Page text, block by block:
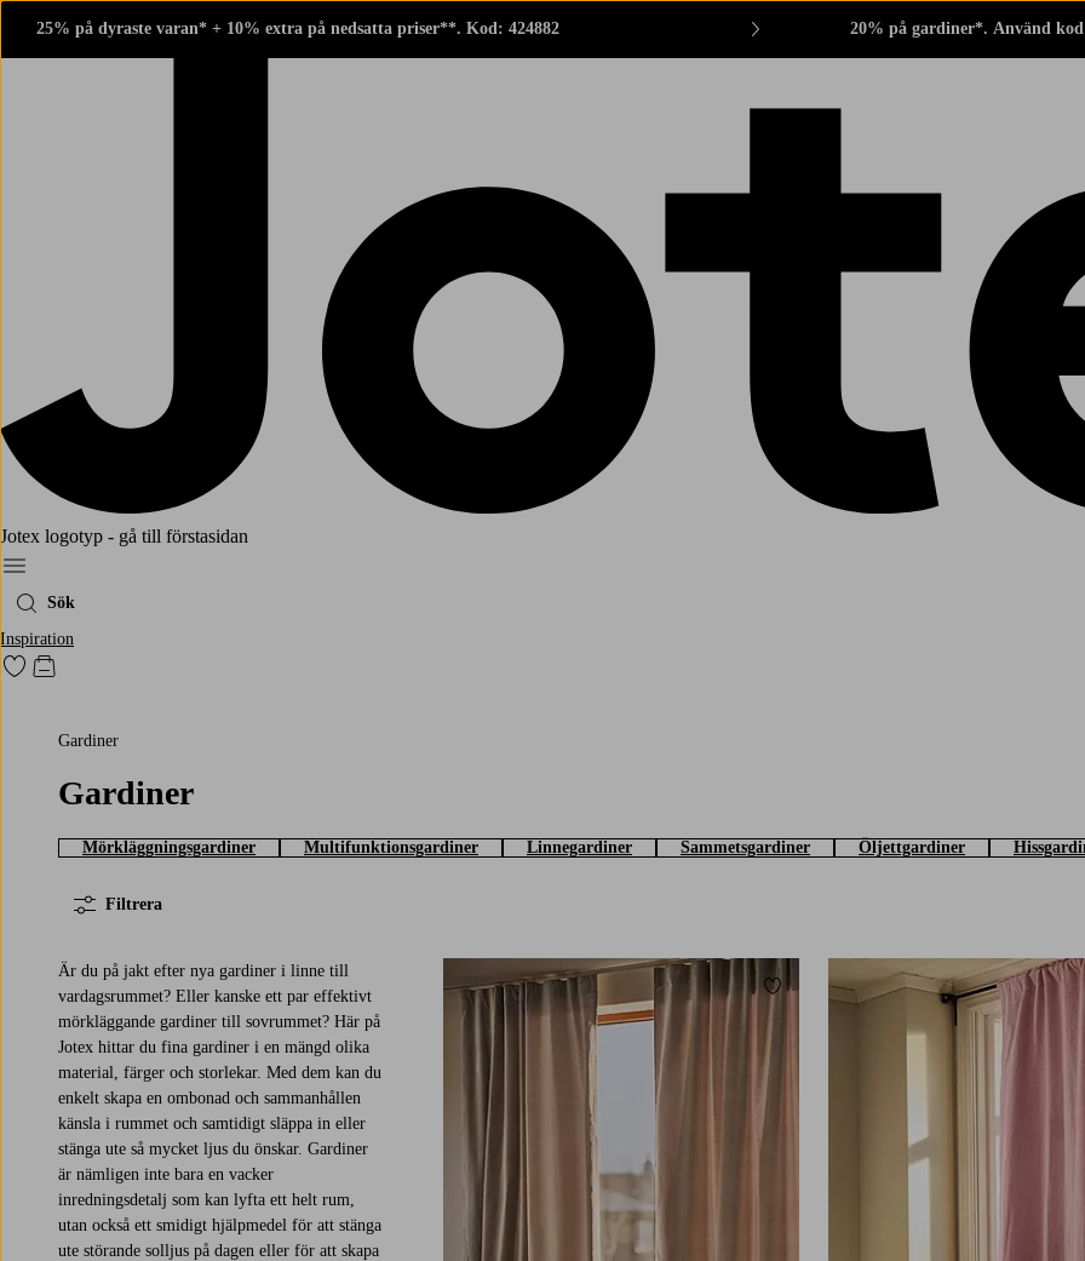
25% på dyraste varan* + 10% extra på nedsatta priser**. Kod: 424882 20% på gardiner*. Använd
Jotex logotyp - gå till förstasidan
Meny
Sök
Inspiration
Gå till favoritmarkerade produkter
Gå till kundvagnen
Gardiner
Gardiner
Mörkläggningsgardiner Multifunktionsgardiner Linnegardiner Sammetsgardiner Öljettgardiner
Filtrera
Är du på jakt efter nya gardiner i linne till
vardagsrummet? Eller kanske ett par effektivt
mörkläggande gardiner till sovrummet? Här på
Jotex hittar du fina gardiner i en mängd olika
material, färger och storlekar. Med dem kan du
enkelt skapa en ombonad och sammanhållen
känsla i rummet och samtidigt släppa in eller
stänga ute så mycket ljus du önskar. Gardiner
är nämligen inte bara en vacker
inredningsdetalj som kan lyfta ett helt rum,
utan också ett smidigt hjälpmedel för att stänga
ute störande solljus på dagen eller för att skapa
Lägg till i favoriter